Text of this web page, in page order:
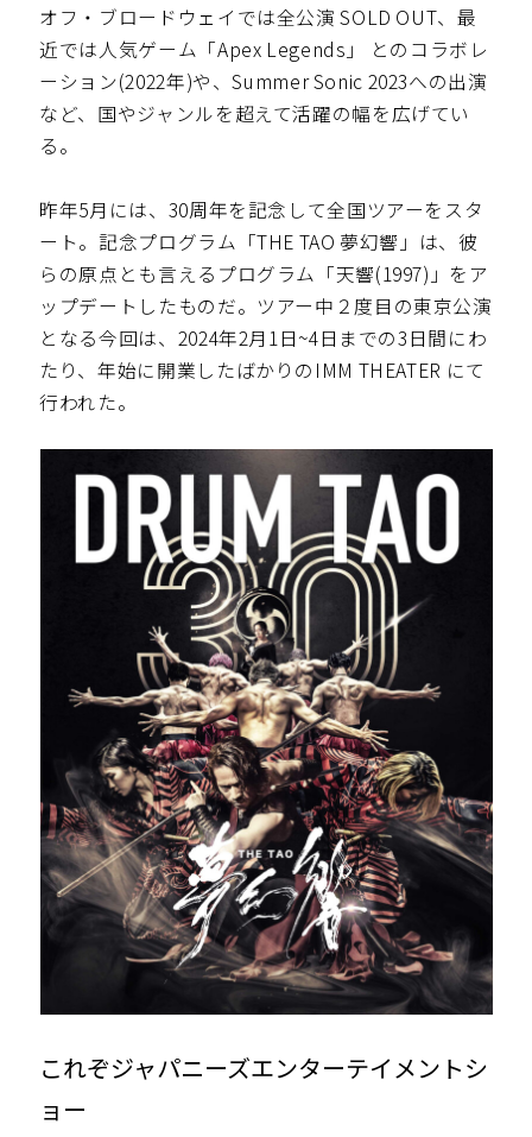
オフ・ブロードウェイでは全公演 SOLD OUT、最
近では人気ゲーム「Apex Legends」 とのコラボレ
ーション(2022年)や、Summer Sonic 2023への出演
など、国やジャンルを超えて活躍の幅を広げてい
る。
昨年5月には、30周年を記念して全国ツアーをスタ
ート。記念プログラム「THE TAO 夢幻響」は、彼
らの原点とも言えるプログラム「天響(1997)」をア
ップデートしたものだ。ツアー中２度目の東京公演
となる今回は、2024年2月1日~4日までの3日間にわ
たり、年始に開業したばかりのIMM THEATER にて
行われた。
これぞジャパニーズエンターテイメントシ
ョー